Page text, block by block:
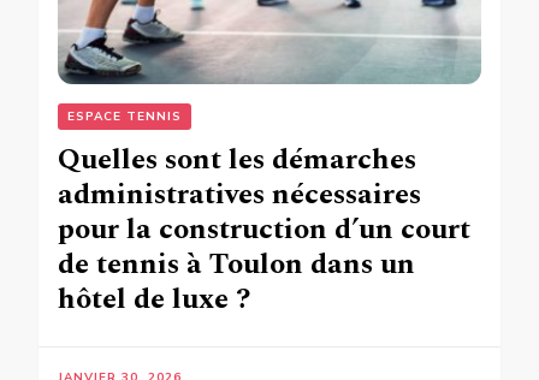
ESPACE TENNIS
Quelles sont les démarches
administratives nécessaires
pour la construction d’un court
de tennis à Toulon dans un
hôtel de luxe ?